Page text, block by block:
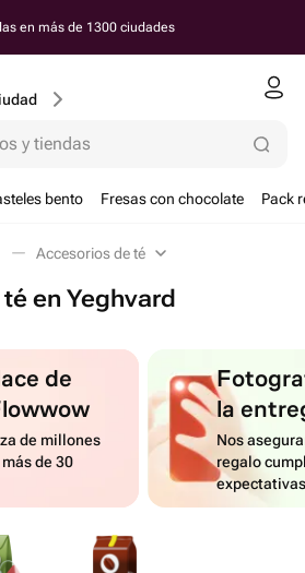
en más de 1300 ciudades
y tiendas
bento Fresas con chocolate Pack
Accesorios de té
en Yeghvard
de
de millones
de 30
la
Nos
regalo